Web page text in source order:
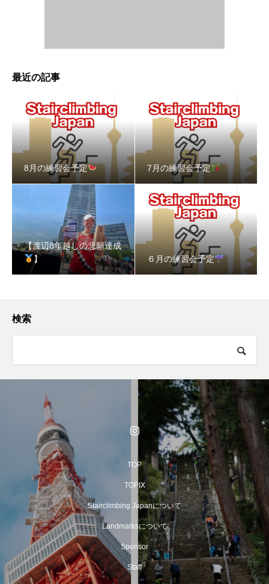
最近の記事
8月の練習会予定 7月の練習会予定
【渡辺8年越しの悲願達成
】
６月の練習会予定
検索
TOP
TOPIX
Stairclimbing Japanについて
Landmarksについて
Sponsor
Staff